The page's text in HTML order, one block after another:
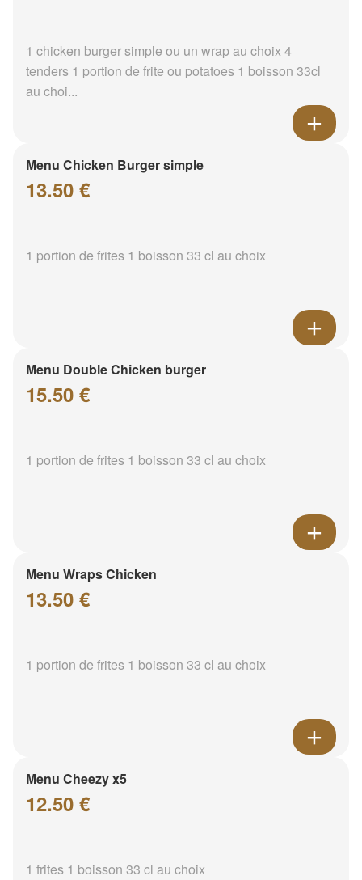
1 chicken burger simple ou un wrap au choix 4
tenders 1 portion de frite ou potatoes 1 boisson 33cl
au choi...
Menu Chicken Burger simple
13.50 €
1 portion de frites 1 boisson 33 cl au choix
Menu Double Chicken burger
15.50 €
1 portion de frites 1 boisson 33 cl au choix
Menu Wraps Chicken
13.50 €
1 portion de frites 1 boisson 33 cl au choix
Menu Cheezy x5
12.50 €
1 frites 1 boisson 33 cl au choix